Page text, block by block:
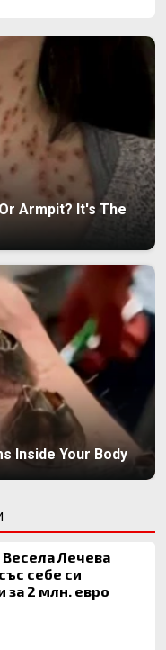
Armpit? It's The
Inside Your Body
Весела Лечева
себе си
за 2 млн. евро